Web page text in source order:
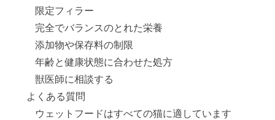
限定フィラー
完全でバランスのとれた栄養
添加物や保存料の制限
年齢と健康状態に合わせた処方
獣医師に相談する
よくある質問
ウェットフードはすべての猫に適しています